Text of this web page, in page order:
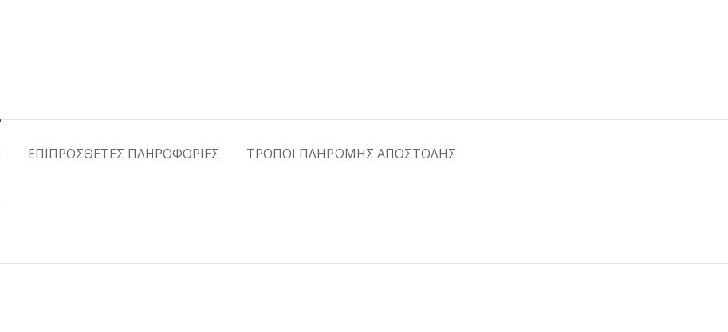
ΕΠΙΠΡΟΣΘΕΤΕΣ ΠΛΗΡΟΦΟΡΙΕΣ ΤΡΟΠΟΙ ΠΛΗΡΩΜΗΣ ΑΠΟΣΤΟΛΗΣ